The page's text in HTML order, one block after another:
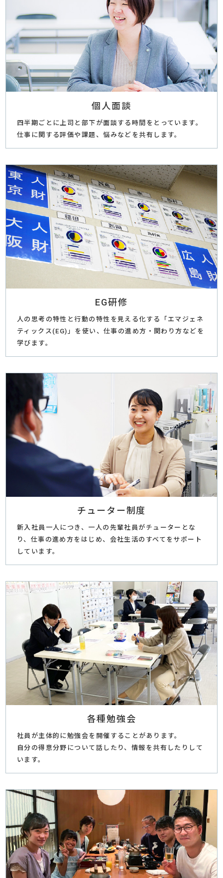
個人面談
四半期ごとに上司と部下が面談する時間をとっています。
仕事に関する評価や課題、悩みなどを共有します。
EG研修
人の思考の特性と行動の特性を見える化する「エマジェネ
ティックス(EG)」を使い、仕事の進め方・関わり方などを
学びます。
チューター制度
新入社員一人につき、一人の先輩社員がチューターとな
り、仕事の進め方をはじめ、会社生活のすべてをサポート
しています。
各種勉強会
社員が主体的に勉強会を開催することがあります。
自分の得意分野について話したり、情報を共有したりして
います。